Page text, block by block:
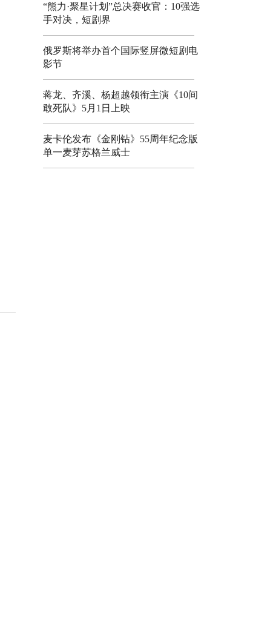
“熊力·聚星计划”总决赛收官：10强选
手对决，短剧界
俄罗斯将举办首个国际竖屏微短剧电
影节
蒋龙、齐溪、杨超越领衔主演《10间
敢死队》5月1日上映
麦卡伦发布《金刚钻》55周年纪念版
单一麦芽苏格兰威士